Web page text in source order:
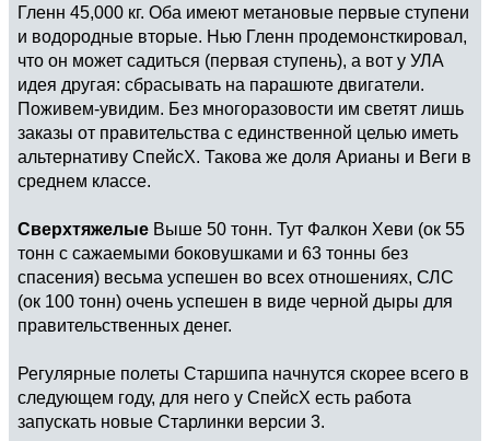
Гленн 45,000 кг. Оба имеют метановые первые ступени
и водородные вторые. Нью Гленн продемонсткировал,
что он может садиться (первая ступень), а вот у УЛА
идея другая: сбрасывать на парашюте двигатели.
Поживем-увидим. Без многоразовости им светят лишь
заказы от правительства с единственной целью иметь
альтернативу СпейсХ. Такова же доля Арианы и Веги в
среднем классе.
Сверхтяжелые Выше 50 тонн. Тут Фалкон Хеви (ок 55
тонн с сажаемыми боковушками и 63 тонны без
спасения) весьма успешен во всех отношениях, СЛС
(ок 100 тонн) очень успешен в виде черной дыры для
правительственных денег.
Регулярные полеты Старшипа начнутся скорее всего в
следующем году, для него у СпейсХ есть работа
запускать новые Старлинки версии 3.